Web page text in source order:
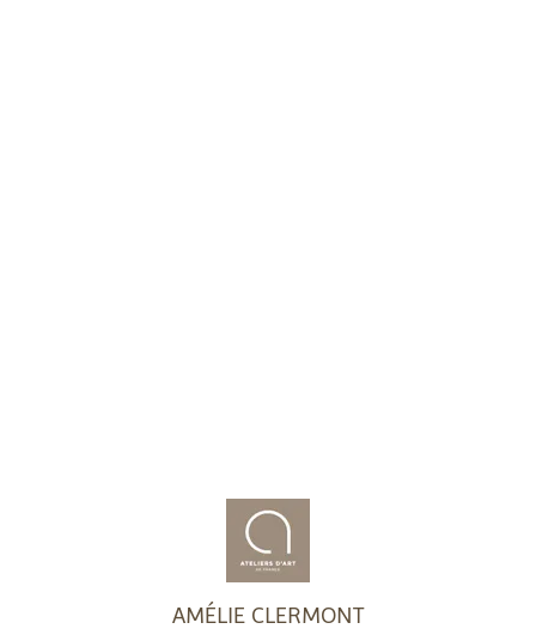
AMÉLIE CLERMONT